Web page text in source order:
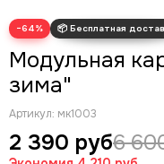
−64%
Модульная
зима"
Артикул: мк1003
2 390 руб6